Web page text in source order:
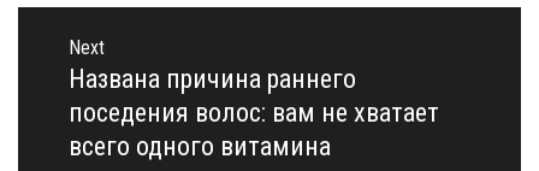
Next
Next
post:
Названа причина раннего
поседения волос: вам не хватает
всего одного витамина